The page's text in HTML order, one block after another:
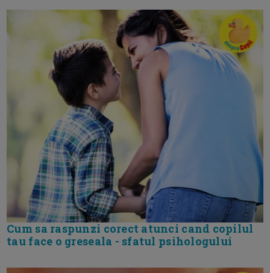
Cum sa raspunzi corect atunci cand copilul
tau face o greseala - sfatul psihologului